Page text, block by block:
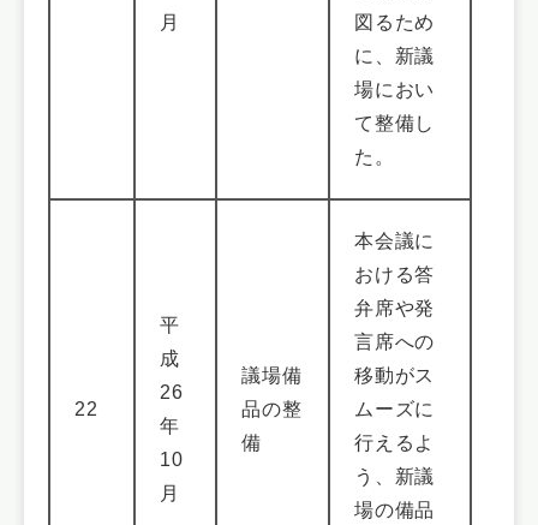
月
図るため
に、新議
場におい
て整備し
た。
22
平
成
26
年
10
月
議場備
品の整
備
本会議に
おける答
弁席や発
言席への
移動がス
ムーズに
行えるよ
う、新議
場の備品